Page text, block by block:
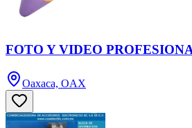
FOTO Y VIDEO
Oaxaca, OAX